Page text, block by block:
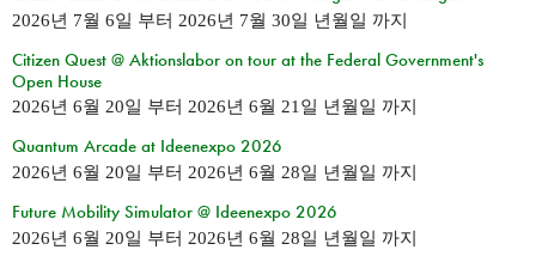
2026년 7월 6일 부터 2026년 7월 30일 년월일 까지
Citizen Quest @ Aktionslabor on tour at the Federal Government's
Open House
2026년 6월 20일 부터 2026년 6월 21일 년월일 까지
Quantum Arcade at Ideenexpo 2026
2026년 6월 20일 부터 2026년 6월 28일 년월일 까지
Future Mobility Simulator @ Ideenexpo 2026
2026년 6월 20일 부터 2026년 6월 28일 년월일 까지